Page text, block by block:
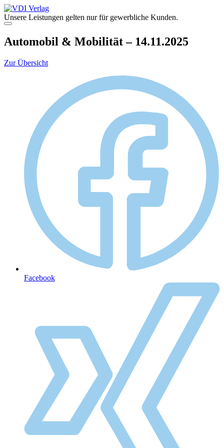
Zum
Inhalt
springen
Unsere Leistungen gelten nur für gewerbliche Kunden.
Menü
Automobil & Mobilität – 14.11.2025
Zur Übersicht
Facebook